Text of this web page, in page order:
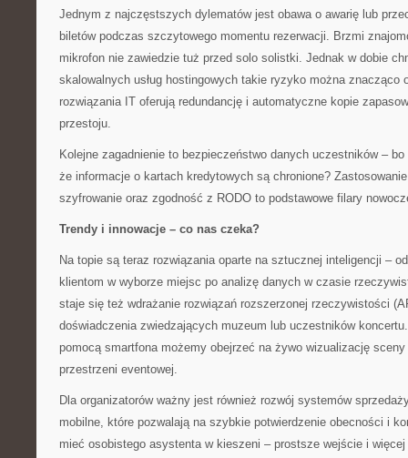
Jednym z najczęstszych dylematów jest obawa o awarię lub
biletów podczas szczytowego momentu rezerwacji. Brzmi
mikrofon nie zawiedzie tuż przed solo solistki. Jednak w dobie
skalowalnych usług hostingowych takie ryzyko można znacząco
rozwiązania IT oferują redundancję i automatyczne kopie
przestoju.
Kolejne zagadnienie to bezpieczeństwo danych uczestników –
że informacje o kartach kredytowych są chronione?
szyfrowanie oraz zgodność z RODO to podstawowe filary
Trendy i innowacje – co nas czeka?
Na topie są teraz rozwiązania oparte na sztucznej inteligencji –
klientom w wyborze miejsc po analizę danych w czasie
staje się też wdrażanie rozwiązań rozszerzonej rzeczywistości
doświadczenia zwiedzających muzeum lub uczestników
pomocą smartfona możemy obejrzeć na żywo wizualizację
przestrzeni eventowej.
Dla organizatorów ważny jest również rozwój systemów
mobilne, które pozwalają na szybkie potwierdzenie obecności i
mieć osobistego asystenta w kieszeni – prostsze wejście i